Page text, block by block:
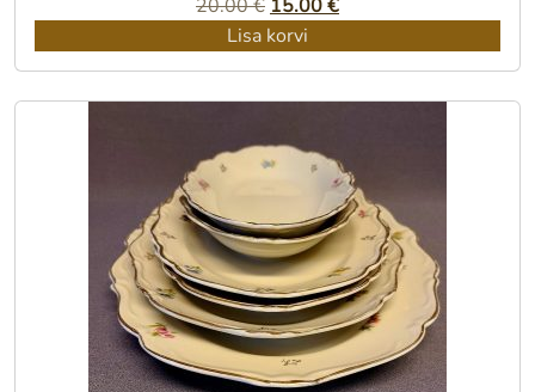
20.00€
hind
15.00€
Lisa korvi